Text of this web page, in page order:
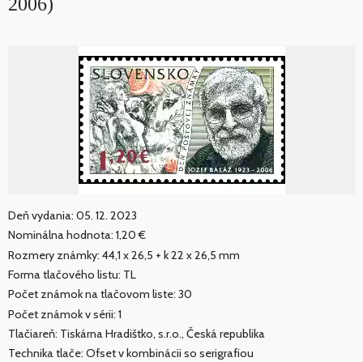
Deň vydania: 05. 12. 2023
Nominálna hodnota: 1,20 €
Rozmery známky: 44,1 x 26,5 + k 22 x 26,5 mm
Forma tlačového listu: TL
Počet známok na tlačovom liste: 30
Počet známok v sérii: 1
Tlačiareň: Tiskárna Hradištko, s.r.o., Česká republika
Technika tlače: Ofset v kombinácii so serigrafiou